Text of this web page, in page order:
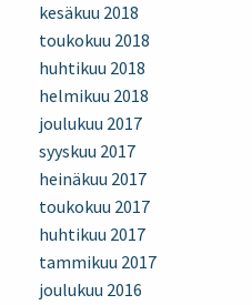
kesäkuu 2018
toukokuu 2018
huhtikuu 2018
helmikuu 2018
joulukuu 2017
syyskuu 2017
heinäkuu 2017
toukokuu 2017
huhtikuu 2017
tammikuu 2017
joulukuu 2016